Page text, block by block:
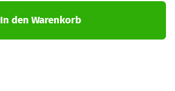
In den Warenkorb